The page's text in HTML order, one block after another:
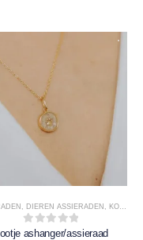
DIEREN ASSIERADEN KOESTER JUWELEN
0out of 5
ashanger/assieraad